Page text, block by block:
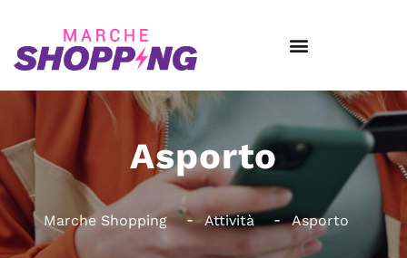
Asporto
Marche Shopping Attività Asporto